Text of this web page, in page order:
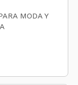
MODA Y